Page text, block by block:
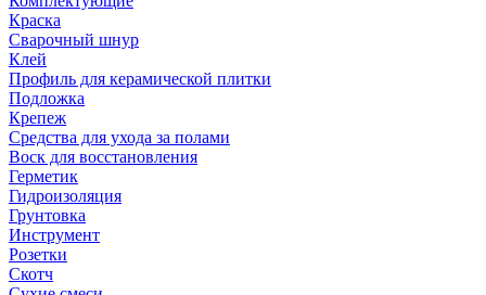
Краска
Сварочный шнур
Клей
Профиль для керамической плитки
Подложка
Крепеж
Средства для ухода за полами
Воск для восстановления
Герметик
Гидроизоляция
Грунтовка
Инструмент
Розетки
Скотч